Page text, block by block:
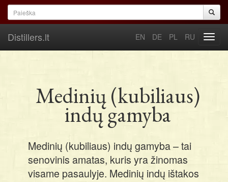
Pereiti į pagrindinį turinį
Paieškos forma
Distillers.lt EN DE PL RU
Medinių (kubiliaus)
indų gamyba
Medinių (kubiliaus) indų gamyba – tai
senovinis amatas, kuris yra žinomas
visame pasaulyje. Medinių indų ištakos